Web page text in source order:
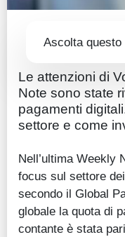
Ascolta
Le attenzioni di
Note sono state
pagamenti
settore e come
Nell’ultima Weekly
focus sul settore
secondo il Global
globale la quota di
contante è stata